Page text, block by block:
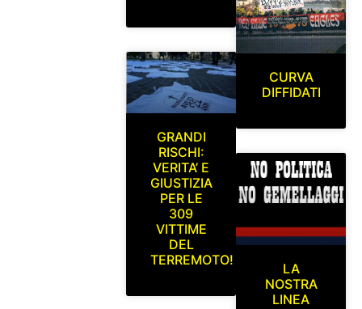
GRANDI
RISCHI:
VERITA’ E
GIUSTIZIA
PER LE
309
VITTIME
DEL
TERREMOTO!
CURVA
DIFFIDATI
LA
NOSTRA
LINEA